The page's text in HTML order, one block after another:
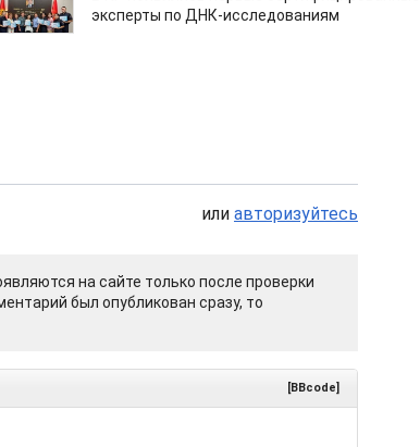
эксперты по ДНК-исследованиям
или авторизуйтесь
на сайте только после проверки
был опубликован сразу, то
[BBcode]